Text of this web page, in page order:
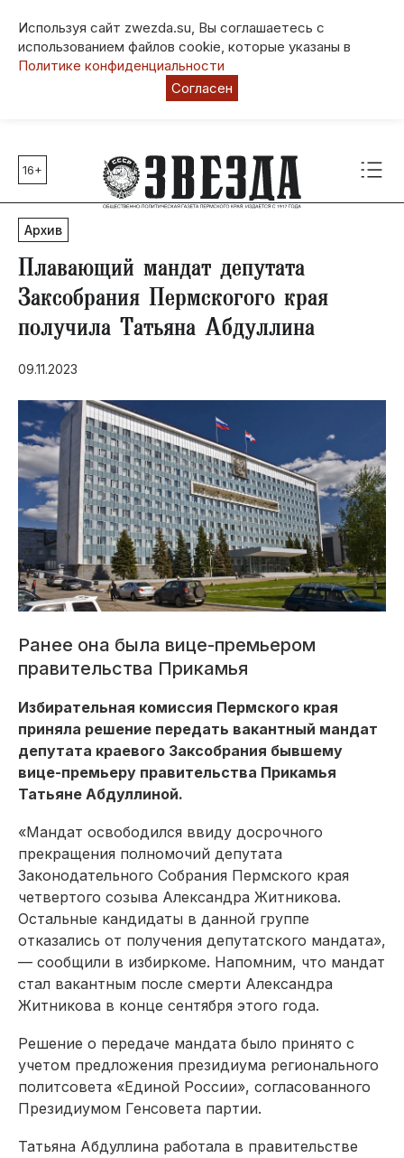
Используя сайт zwezda.su, Вы соглашаетесь с
использованием файлов cookie, которые указаны в
Политике конфиденциальности
Согласен
Главные темы
80 лет Победы
Молодежная столица РФ
СВО
Выборы в Пермском крае
Социальная поддержка
Инфраструктура
Благоустройство
16+
Архив
Плавающий мандат депутата
Заксобрания Пермскогого края
получила Татьяна Абдуллина
09.11.2023
Ранее она была вице-премьером
правительства Прикамья
Избирательная комиссия Пермского края
приняла решение передать вакантный мандат
депутата краевого Заксобрания бывшему
вице-премьеру правительства Прикамья
Татьяне Абдуллиной.
«Мандат освободился ввиду досрочного
прекращения полномочий депутата
Законодательного Собрания Пермского края
четвертого созыва Александра Житникова.
Остальные кандидаты в данной группе
отказались от получения депутатского мандата»,
— сообщили в избиркоме. Напомним, что мандат
стал вакантным после смерти Александра
Житникова в конце сентября этого года.
Решение о передаче мандата было принято с
учетом предложения президиума регионального
политсовета «Единой России», согласованного
Президиумом Генсовета партии.
Татьяна Абдуллина работала в правительстве